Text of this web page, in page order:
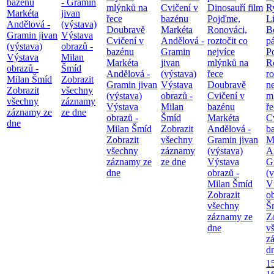
bazénu
Markéta
Andělová -
Gramin jivan
(výstava)
Výstava
obrazů -
Milan Šmíd
Zobrazit
všechny
záznamy ze
dne
- Gramin
jivan
(výstava)
Výstava
obrazů -
Milan
Šmíd
Zobrazit
všechny
záznamy
ze dne
mlýnků na
řece
Doubravě
Cvičení v
bazénu
Markéta
Andělová -
Gramin jivan
(výstava)
Výstava
obrazů -
Milan Šmíd
Zobrazit
všechny
záznamy ze
dne
Cvičení v
bazénu
Markéta
Andělová -
Gramin
jivan
(výstava)
Výstava
obrazů -
Milan
Šmíd
Zobrazit
všechny
záznamy
ze dne
Dinosauří film
Pojďme,
Ronováci,
roztočit co
nejvíce
mlýnků na
řece
Doubravě
Cvičení v
bazénu
Markéta
Andělová -
Gramin jivan
(výstava)
Výstava
obrazů -
Milan Šmíd
Zobrazit
všechny
záznamy ze
dne